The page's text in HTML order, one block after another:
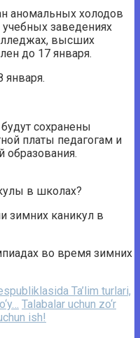
аномальных холодов
заведениях
высших
до 17 января.
января.
сохранены
платы педагогам и
образования.
в школах?
зимних каникул в
во время зимних
Ta’lim turlari,
Talabalar uchun zo‘r
ish!